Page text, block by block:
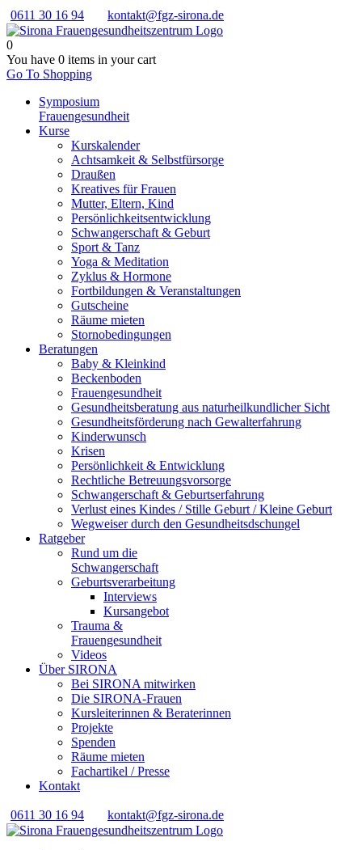
0611 30 16 94 kontakt@fgz-sirona.de
0
You have 0 items in your cart
Go To Shopping
Symposium
Frauengesundheit
Kurse
Kurskalender
Achtsamkeit & Selbstfürsorge
Draußen
Kreatives für Frauen
Mutter, Eltern, Kind
Persönlichkeits­entwicklung
Schwangerschaft & Geburt
Sport & Tanz
Yoga & Meditation
Zyklus & Hormone
Fortbildungen & Veranstaltungen
Gutscheine
Räume mieten
Stornobedingungen
Beratungen
Baby & Kleinkind
Beckenboden
Frauengesundheit
Gesundheitsberatung aus naturheilkundlicher Sicht
Gesundheitsförderung nach Gewalterfahrung
Kinderwunsch
Krisen
Persönlichkeit & Entwicklung
Rechtliche Betreuungsvorsorge
Schwangerschaft & Geburtserfahrung
Verlust eines Kindes / Stille Geburt / Kleine Geburt
Wegweiser durch den Gesundheitsdschungel
Ratgeber
Rund um die
Schwangerschaft
Geburtsverarbeitung
Interviews
Kursangebot
Trauma &
Frauengesundheit
Videos
Über SIRONA
Bei SIRONA mitwirken
Die SIRONA-Frauen
Kursleiterinnen & Beraterinnen
Projekte
Spenden
Räume mieten
Fachartikel / Presse
Kontakt
0611 30 16 94 kontakt@fgz-sirona.de